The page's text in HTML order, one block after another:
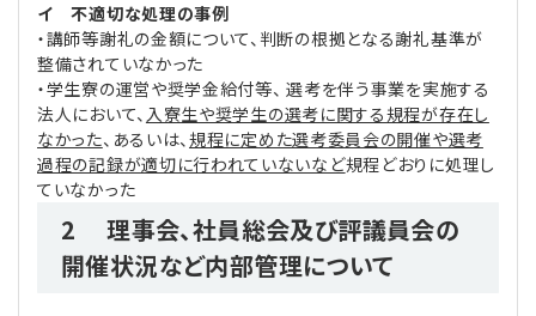
イ 不適切な処理の事例
・講師等謝礼の金額について、判断の根拠となる謝礼基準が
整備されていなかった
・学生寮の運営や奨学金給付等、 選考を伴う事業を実施する
法人において、入寮生や奨学生の選考に関する規程が存在し
なかった、あるいは、規程に定めた選考委員会の開催や選考
過程の記録が適切に行われていないなど規程どおりに処理し
ていなかった
2 理事会、社員総会及び評議員会の
開催状況など内部管理について